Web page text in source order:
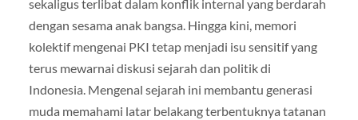
sekaligus terlibat dalam konflik internal yang berdarah
dengan sesama anak bangsa. Hingga kini, memori
kolektif mengenai PKI tetap menjadi isu sensitif yang
terus mewarnai diskusi sejarah dan politik di
Indonesia. Mengenal sejarah ini membantu generasi
muda memahami latar belakang terbentuknya tatanan